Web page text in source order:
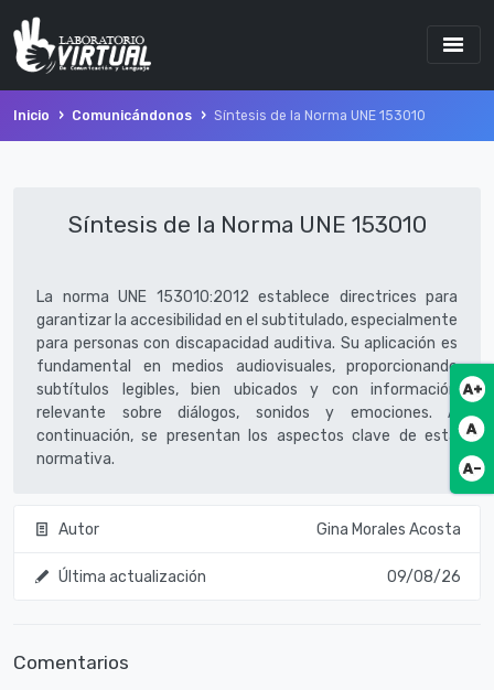
Inicio Comunicándonos Síntesis de la Norma UNE 153010
Síntesis de la Norma UNE 153010
La norma UNE 153010:2012 establece directrices para
garantizar la accesibilidad en el subtitulado, especialmente
para personas con discapacidad auditiva. Su aplicación es
fundamental en medios audiovisuales, proporcionando
subtítulos legibles, bien ubicados y con información
relevante sobre diálogos, sonidos y emociones. A
continuación, se presentan los aspectos clave de esta
normativa.
Autor Gina Morales Acosta
Última actualización 09/08/26
Comentarios